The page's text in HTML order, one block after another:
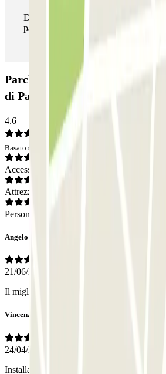
Durante il tuo soggiorno potrai entrare
parcheggio tutte le volte che vorrai.
Parcheggio Andrea Il Pirata -
di Palermo: Opinioni
4.6
Basato su 9 opinioni
Accesso
Attrezzatura
Personale
Angelo
21/06/2026
Il migliore in assoluto!!!!!!!
Vincenzo
24/04/2026
Installando alcune tettoie frangi sole per